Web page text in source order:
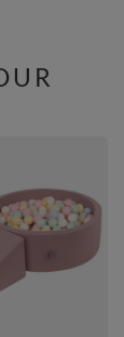
Piscine (300